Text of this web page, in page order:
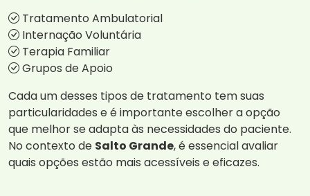
Tratamento Ambulatorial
Internação Voluntária
Terapia Familiar
Grupos de Apoio
Cada um desses tipos de tratamento tem suas
particularidades e é importante escolher a opção
que melhor se adapta às necessidades do paciente.
No contexto de Salto Grande, é essencial avaliar
quais opções estão mais acessíveis e eficazes.